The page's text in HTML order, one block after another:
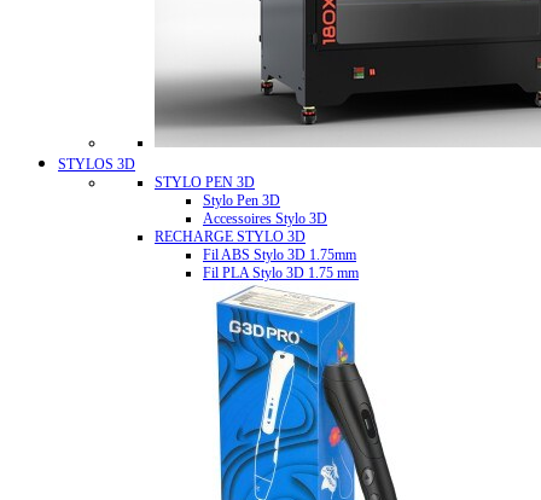
STYLOS 3D
STYLO PEN 3D
Stylo Pen 3D
Accessoires Stylo 3D
RECHARGE STYLO 3D
Fil ABS Stylo 3D 1.75mm
Fil PLA Stylo 3D 1.75 mm